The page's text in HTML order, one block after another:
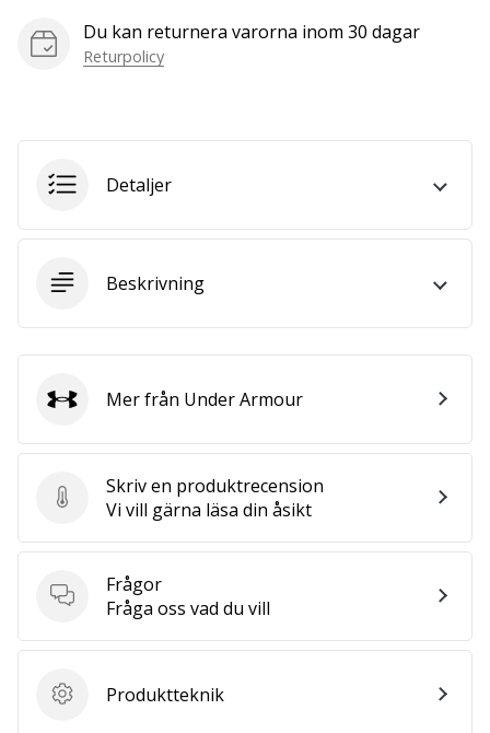
a
handball
are?
Join
a
Brand
Ambassador.
alla
Du kan returnera varorna inom 30 dagar
Returpolicy
Detaljer
Beskrivning
Skriv en produktrecension
Skriv en produktrecension
Vi vill gärna läsa din åsikt
Frågor
Frågor
Fråga oss vad du vill
Produktteknik
Produktteknik
Under Armour
Mer från Under Armour